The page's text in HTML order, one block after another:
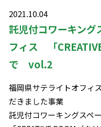
2021.10.04
託児付コワーキング
フィス 「
で vol.2
福岡県サテライトオフィ
だきました事業
託児付コワーキングスペ